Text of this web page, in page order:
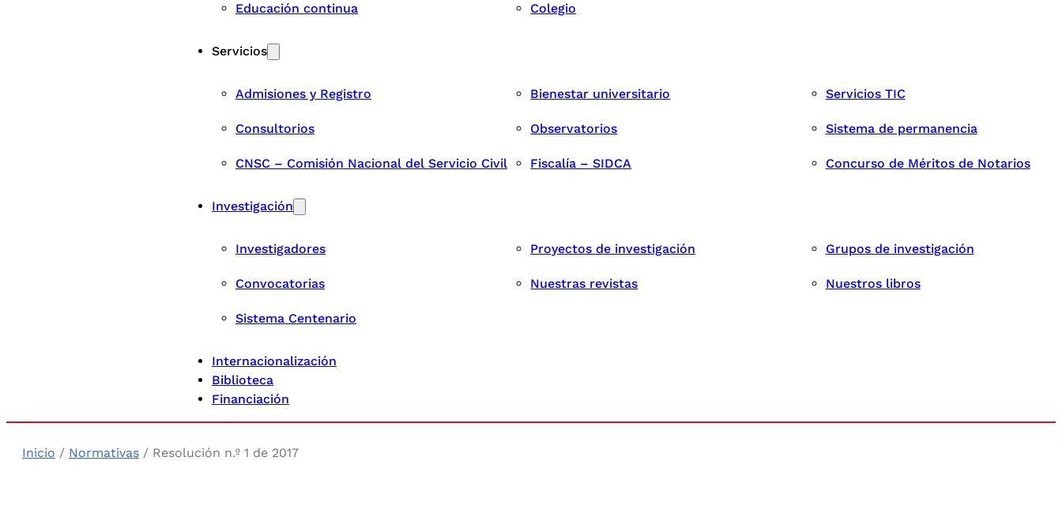
Educación continua Colegio
Servicios
Admisiones y Registro Bienestar universitario Servicios TIC
Consultorios Observatorios Sistema de permanencia
CNSC – Comisión Nacional del Servicio Civil Fiscalía – SIDCA Concurso de Méritos de Notarios
Investigación
Investigadores Proyectos de investigación Grupos de investigación
Convocatorias Nuestras revistas Nuestros libros
Sistema Centenario
Internacionalización
Biblioteca
Financiación
Inicio / Normativas / Resolución n.º 1 de 2017